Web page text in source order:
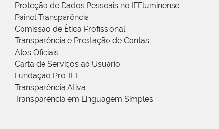
Proteção de Dados Pessoais no IFFluminense
Painel Transparência
Comissão de Ética Profissional
Transparência e Prestação de Contas
Atos Oficiais
Carta de Serviços ao Usuário
Fundação Pró-IFF
Transparência Ativa
Transparência em Linguagem Simples